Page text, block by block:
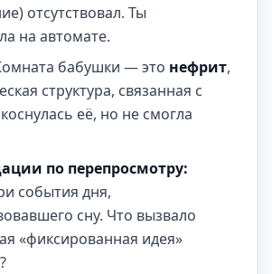
отсутствовал. Ты
на автомате.
бабушки — это нефрит,
структура, связанная с
её, но не смогла
по перепросмотру:
события дня,
сну. Что вызвало
«фиксированная идея»